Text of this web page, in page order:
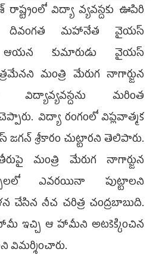
విద్యా వ్యవస్దకు ఊపిరి
మ‌హానేత వైయ‌స్
ఆయ‌న కుమారుడు వైయ‌స్
మంత్రి మేరుగ నాగార్జున
విద్యావ్యవస్దను మరింత
విద్యా రంగంలో విప్ల‌వాత్మ‌క
శ్రీ‌కారం చుట్టార‌ని తెలిపారు.
మంత్రి మేరుగ నాగార్జున
ఎవరయినా పుట్టాలని
చేసిన నీచ చరిత్ర చంద్రబాబుది.
ఇచ్చి ఆ హామీని అటకెక్కించిన
విమ‌ర్శించారు.